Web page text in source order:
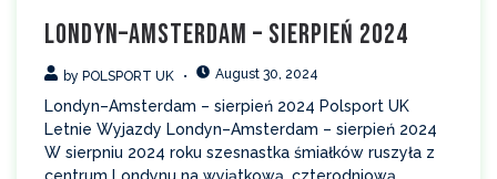
Londyn–Amsterdam – sierpień 2024
by POLSPORT UK August 30, 2024
Londyn–Amsterdam – sierpień 2024 Polsport UK
Letnie Wyjazdy Londyn–Amsterdam – sierpień 2024
W sierpniu 2024 roku szesnastka śmiałków ruszyła z
centrum Londynu na wyjątkową, czterodniową